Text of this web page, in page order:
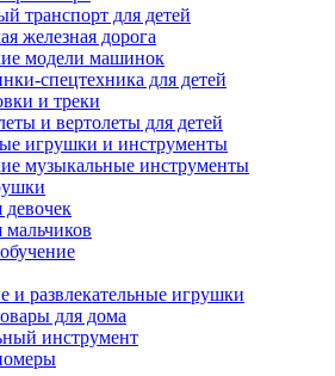
транспорт для детей
железная дорога
модели машинок
спецтехника для детей
и треки
и вертолеты для детей
игрушки и инструменты
музыкальные инструменты
и развлекательные игрушки
для дома
инструмент